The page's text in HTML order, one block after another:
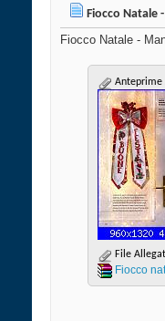
Fiocco Natale
Fiocco Natale -
Anteprime
File
Fiocco